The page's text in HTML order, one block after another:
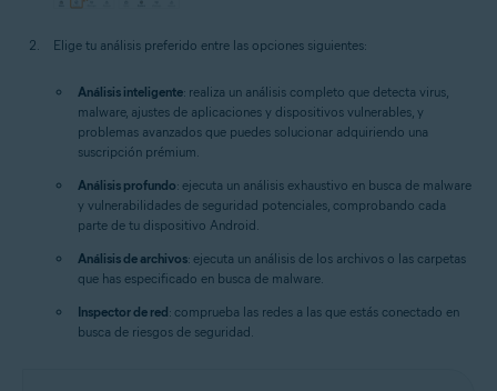
Elige tu análisis preferido entre las opciones siguientes:
Análisis inteligente: realiza un análisis completo que detecta virus,
malware, ajustes de aplicaciones y dispositivos vulnerables, y
problemas avanzados que puedes solucionar adquiriendo una
suscripción prémium.
Análisis profundo: ejecuta un análisis exhaustivo en busca de malware
y vulnerabilidades de seguridad potenciales, comprobando cada
parte de tu dispositivo Android.
Análisis de archivos: ejecuta un análisis de los archivos o las carpetas
que has especificado en busca de malware.
Inspector de red: comprueba las redes a las que estás conectado en
busca de riesgos de seguridad.